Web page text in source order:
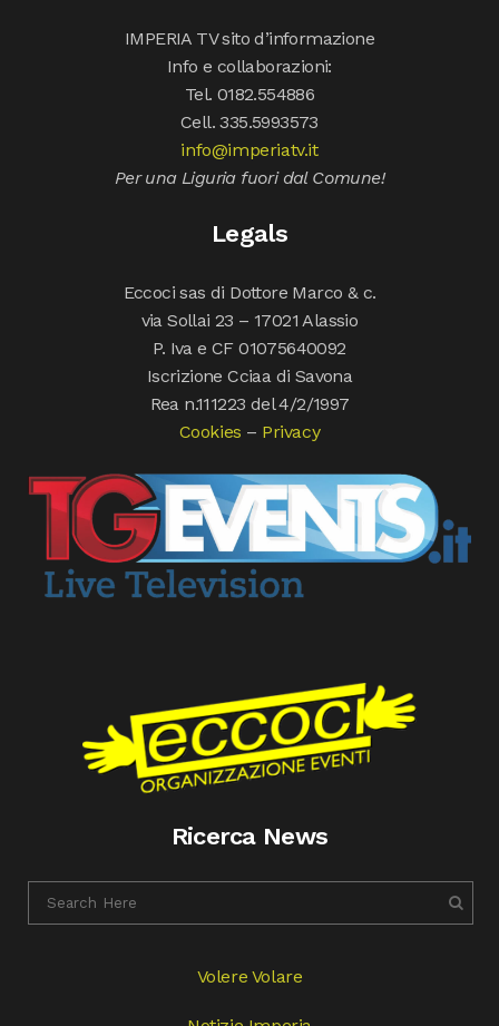
IMPERIA TV sito d’informazione
Info e collaborazioni:
Tel. 0182.554886
Cell. 335.5993573
info@imperiatv.it
Per una Liguria fuori dal Comune!
Legals
Eccoci sas di Dottore Marco & c.
via Sollai 23 – 17021 Alassio
P. Iva e CF 01075640092
Iscrizione Cciaa di Savona
Rea n.111223 del 4/2/1997
Cookies – Privacy
Ricerca News
Volere Volare